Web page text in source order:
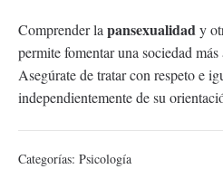
Comprender lapansexualidady
permite fomentar una sociedad
Asegúrate de tratar con respeto e
independientemente de su
Categorías: Psicología